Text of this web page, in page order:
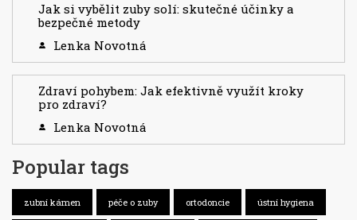
Jak si vybělit zuby solí: skutečné účinky a
bezpečné metody
Lenka Novotná
Zdraví pohybem: Jak efektivně využít kroky
pro zdraví?
Lenka Novotná
Popular tags
zubní kámen péče o zuby ortodoncie ústní hygiena